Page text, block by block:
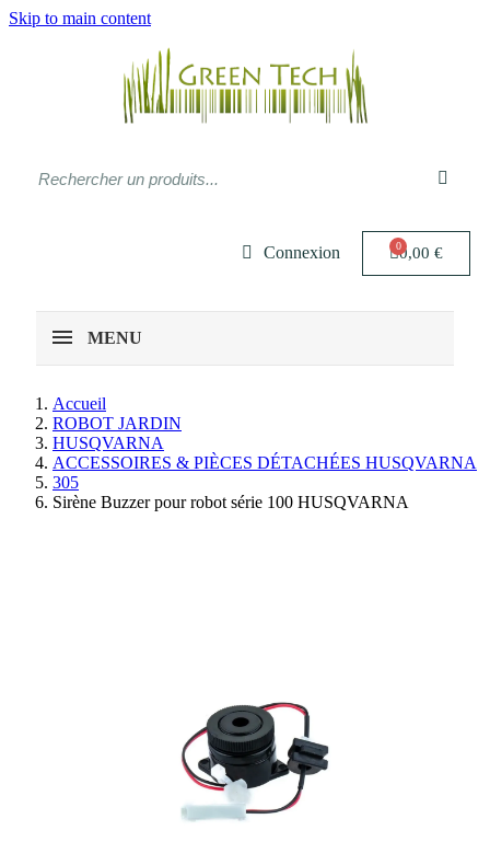
Skip to main content
Connexion 0,00 €
MENU
Accueil
ROBOT JARDIN
HUSQVARNA
ACCESSOIRES & PIÈCES DÉTACHÉES HUSQVARNA
305
Sirène Buzzer pour robot série 100 HUSQVARNA